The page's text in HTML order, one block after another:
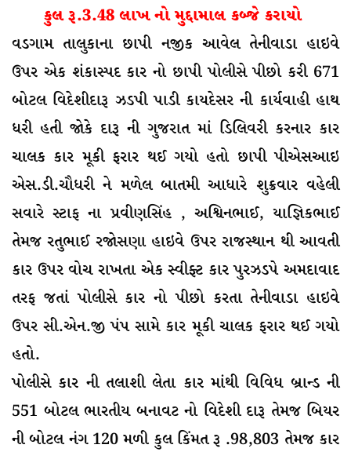
કુલ રૂ.3.48 લાખ નો મુદ્દામાલ કબ્જે કરાયો
વડગામ તાલુકાના છાપી નજીક આવેલ તેનીવાડા હાઇવે
ઉપર એક શંકાસ્પદ કાર નો છાપી પોલીસે પીછો કરી 671
બોટલ વિદેશીદારૂ ઝડપી પાડી કાયદેસર ની કાર્યવાહી હાથ
ધરી હતી જોકે દારૂ ની ગુજરાત માં ડિલિવરી કરનાર કાર
ચાલક કાર મૂકી ફરાર થઈ ગયો હતો છાપી પીએસઆઇ
એસ.ડી.ચૌધરી ને મળેલ બાતમી આધારે શુક્રવાર વહેલી
સવારે સ્ટાફ ના પ્રવીણસિંહ , અશ્વિનભાઈ, યાજ્ઞિકભાઈ
તેમજ રતુભાઈ રજોસણા હાઇવે ઉપર રાજસ્થાન થી આવતી
કાર ઉપર વોચ રાખતા એક સ્વીફ્ટ કાર પુરઝડપે અમદાવાદ
તરફ જતાં પોલીસે કાર નો પીછો કરતા તેનીવાડા હાઇવે
ઉપર સી.એન.જી પંપ સામે કાર મૂકી ચાલક ફરાર થઈ ગયો
હતો.
પોલીસે કાર ની તલાશી લેતા કાર માંથી વિવિધ બ્રાન્ડ ની
551 બોટલ ભારતીય બનાવટ નો વિદેશી દારૂ તેમજ બિયર
ની બોટલ નંગ 120 મળી કુલ કિંમત રૂ .98,803 તેમજ કાર